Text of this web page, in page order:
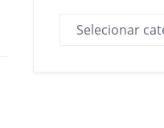
Filtrar